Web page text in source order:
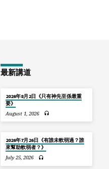
最新講道
2026年8月2日《只有神先至係最重
要》
August 1, 2026
2026年7月26日《有誰未軟弱過？誰
來幫助軟弱者？》
July 25, 2026